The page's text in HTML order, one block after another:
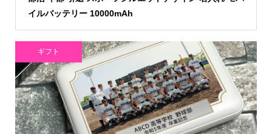
イルバッテリー 10000mAh
ギフト